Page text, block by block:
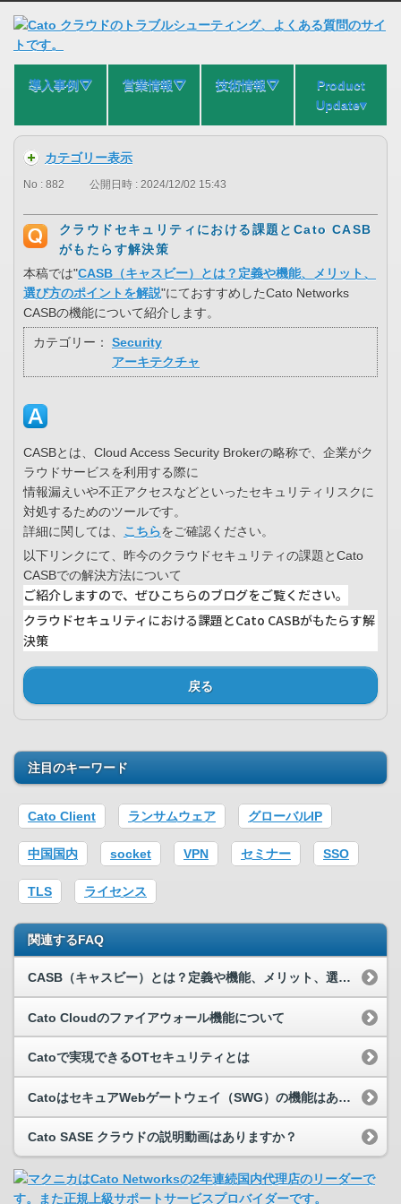
導入事例⛛ 営業情報⛛ 技術情報⛛
Product
Update▾
カテゴリー表示
No : 882 公開日時 : 2024/12/02 15:43
クラウドセキュリティにおける課題とCato CASB
がもたらす解決策
本稿では"CASB（キャスビー）とは？定義や機能、メリット、
選び方のポイントを解説"にておすすめしたCato Networks
CASBの機能について紹介します。
カテゴリー：
Security
アーキテクチャ
CASBとは、Cloud Access Security Brokerの略称で、企業がク
ラウドサービスを利用する際に
情報漏えいや不正アクセスなどといったセキュリティリスクに
対処するためのツールです。
詳細に関しては、 こちらをご確認ください。
以下リンクにて、昨今のクラウドセキュリティの課題とCato
CASBでの解決方法について
ご紹介しますので、ぜひこちらのブログをご覧ください。
クラウドセキュリティにおける課題とCato CASBがもたらす解
決策
戻る
注目のキーワード
Cato Client ランサムウェア グローバルIP
中国国内 socket VPN セミナー SSO
TLS ライセンス
関連するFAQ
CASB（キャスビー）とは？定義や機能、メリット、選び方のポイントを解説
Cato Cloudのファイアウォール機能について
Catoで実現できるOTセキュリティとは
CatoはセキュアWebゲートウェイ（SWG）の機能はありますか？
Cato SASE クラウドの説明動画はありますか？